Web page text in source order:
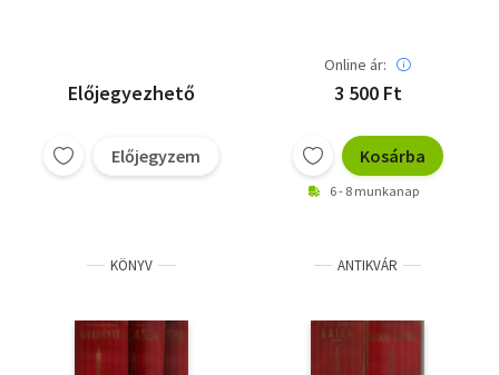
Előjegyezhető
Előjegyzem
Online ár:
3 500 Ft
Kosárba
6 - 8 munkanap
KÖNYV ANTIKVÁR